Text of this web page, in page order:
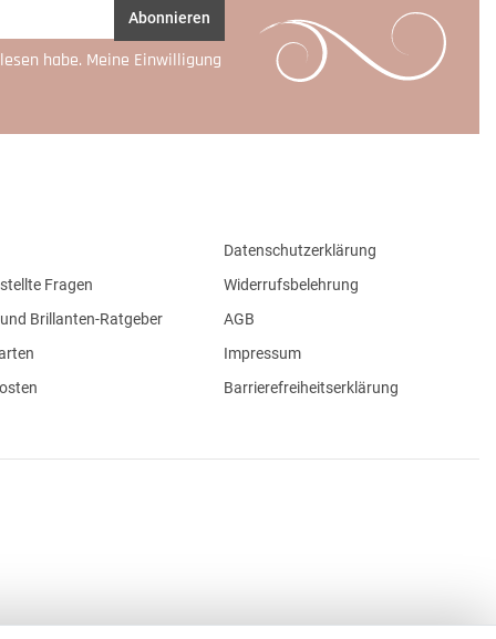
Abonnieren
habe. Meine Einwilligung
Fragen
Brillanten-Ratgeber
Datenschutzerklärung
Widerrufsbelehrung
AGB
Impressum
Barrierefreiheitserklärung